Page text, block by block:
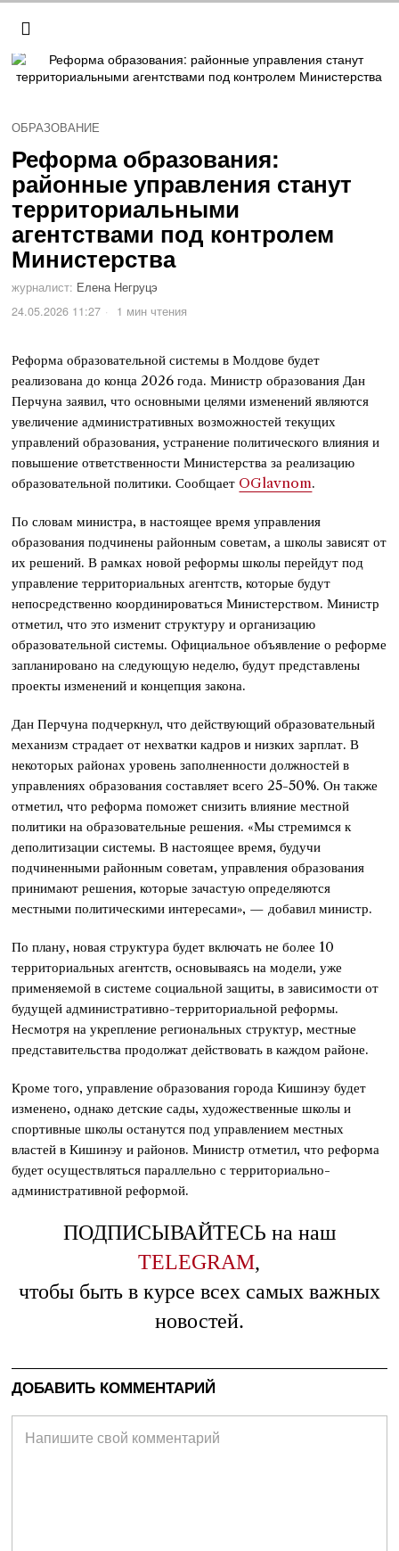
ОБРАЗОВАНИЕ
Реформа образования:
районные управления станут
территориальными
агентствами под контролем
Министерства
журналист: Елена Негруцэ
24.05.2026 11:27
1 мин чтения
Реформа образовательной системы в Молдове будет
реализована до конца 2026 года. Министр образования Дан
Перчуна заявил, что основными целями изменений являются
увеличение административных возможностей текущих
управлений образования, устранение политического влияния и
повышение ответственности Министерства за реализацию
образовательной политики. Сообщает OGlavnom.
По словам министра, в настоящее время управления
образования подчинены районным советам, а школы зависят от
их решений. В рамках новой реформы школы перейдут под
управление территориальных агентств, которые будут
непосредственно координироваться Министерством. Министр
отметил, что это изменит структуру и организацию
образовательной системы. Официальное объявление о реформе
запланировано на следующую неделю, будут представлены
проекты изменений и концепция закона.
Дан Перчуна подчеркнул, что действующий образовательный
механизм страдает от нехватки кадров и низких зарплат. В
некоторых районах уровень заполненности должностей в
управлениях образования составляет всего 25-50%. Он также
отметил, что реформа поможет снизить влияние местной
политики на образовательные решения. «Мы стремимся к
деполитизации системы. В настоящее время, будучи
подчиненными районным советам, управления образования
принимают решения, которые зачастую определяются
местными политическими интересами», — добавил министр.
По плану, новая структура будет включать не более 10
территориальных агентств, основываясь на модели, уже
применяемой в системе социальной защиты, в зависимости от
будущей административно-территориальной реформы.
Несмотря на укрепление региональных структур, местные
представительства продолжат действовать в каждом районе.
Кроме того, управление образования города Кишинэу будет
изменено, однако детские сады, художественные школы и
спортивные школы останутся под управлением местных
властей в Кишинэу и районов. Министр отметил, что реформа
будет осуществляться параллельно с территориально-
административной реформой.
ПОДПИСЫВАЙТЕСЬ на наш
TELEGRAM,
чтобы быть в курсе всех самых важных
новостей.
ДОБАВИТЬ КОММЕНТАРИЙ